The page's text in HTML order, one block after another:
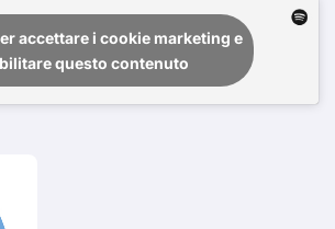
accettare i cookie marketing e
questo contenuto